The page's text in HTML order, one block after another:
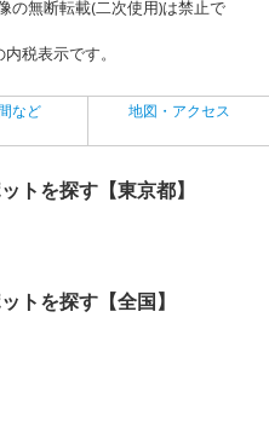
の無断転載(二次使用)は禁止で
税表示です。
など 地図・アクセス
トを探す【東京都】
トを探す【全国】